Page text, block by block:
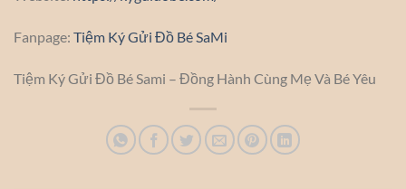
Fanpage: Tiệm Ký Gửi Đồ Bé SaMi
Tiệm Ký Gửi Đồ Bé Sami – Đồng Hành Cùng Mẹ Và Bé Yêu